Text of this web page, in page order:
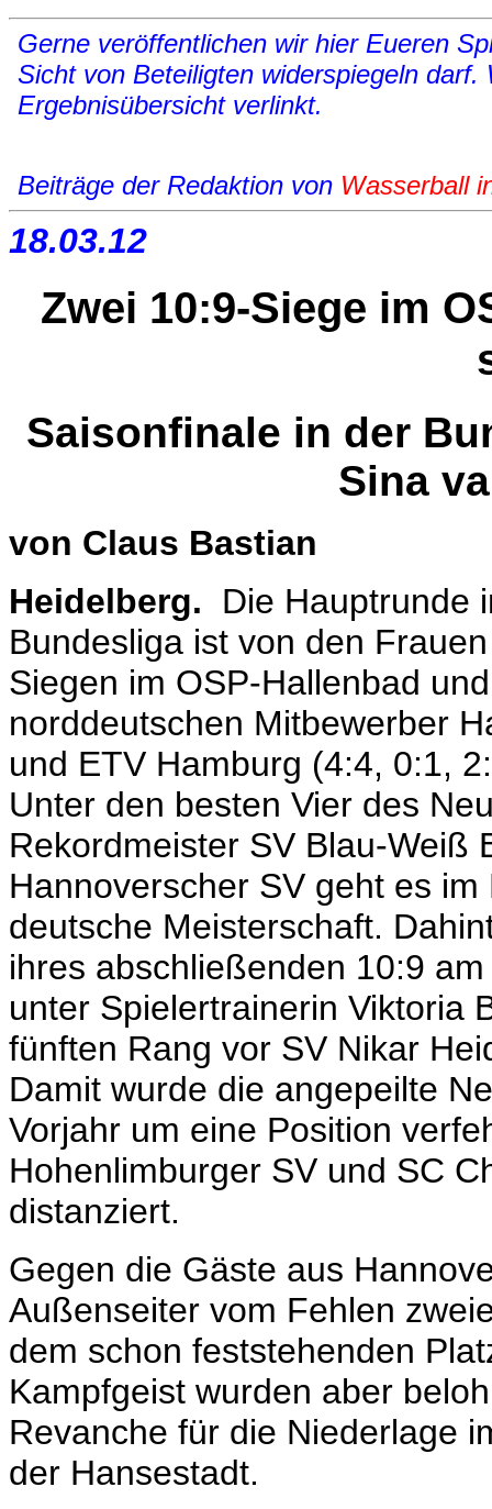
Gerne veröffentlichen wir hier Eueren
Sicht von Beteiligten widerspiegeln
Ergebnisübersicht verlinkt.
Beiträge der Redaktion von Wasserball
18.03.12
Zwei 10:9-Siege im
Saisonfinale in der
Sina
von Claus Bastian
Heidelberg. Die Hauptrunde
Bundesliga ist von den
Siegen im OSP-Hallenbad
norddeutschen Mitbewerber
und ETV Hamburg (4:4, 0:1,
Unter den besten Vier des
Rekordmeister SV Blau-Weiß
Hannoverscher SV geht es
deutsche Meisterschaft.
ihres abschließenden 10:9
unter Spielertrainerin Viktoria
fünften Rang vor SV Nikar
Damit wurde die angepeilte
Vorjahr um eine Position
Hohenlimburger SV und SC
distanziert.
Gegen die Gäste aus
Außenseiter vom Fehlen
dem schon feststehenden
Kampfgeist wurden aber
Revanche für die Niederlage
der Hansestadt.